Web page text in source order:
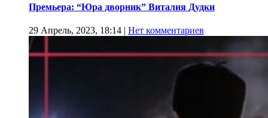
Премьера: “Юра дворник” Виталия Дудки
29 Апрель, 2023, 18:14 | Нет комментариев